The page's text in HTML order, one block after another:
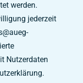
werden.
jederzeit
Nutzerdaten